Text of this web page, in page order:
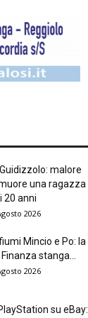
malore
una ragazza
20 anni
2026
Mincio e Po: la
stanga...
2026
su eBay: